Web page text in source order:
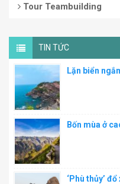
Tour Teambuilding
TIN TỨC
Lặn biển
Bốn mùa ở
‘Phù thủy’